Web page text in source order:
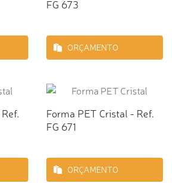
FG 673
ORÇAMENTO
Forma PET Cristal - Ref.
FG 671
ORÇAMENTO